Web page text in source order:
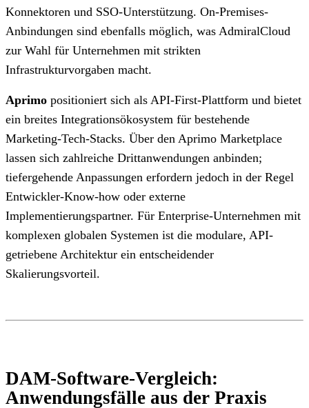
Konnektoren und SSO-Unterstützung. On-Premises-
Anbindungen sind ebenfalls möglich, was AdmiralCloud
zur Wahl für Unternehmen mit strikten
Infrastrukturvorgaben macht.
Aprimo positioniert sich als API-First-Plattform und bietet
ein breites Integrationsökosystem für bestehende
Marketing-Tech-Stacks. Über den Aprimo Marketplace
lassen sich zahlreiche Drittanwendungen anbinden;
tiefergehende Anpassungen erfordern jedoch in der Regel
Entwickler-Know-how oder externe
Implementierungspartner. Für Enterprise-Unternehmen mit
komplexen globalen Systemen ist die modulare, API-
getriebene Architektur ein entscheidender
Skalierungsvorteil.
DAM-Software-Vergleich:
Anwendungsfälle aus der Praxis